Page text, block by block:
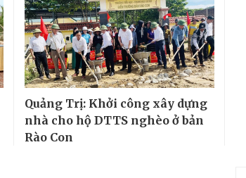
Quảng Trị: Khởi công xây dựng
nhà cho hộ DTTS nghèo ở bản
Rào Con